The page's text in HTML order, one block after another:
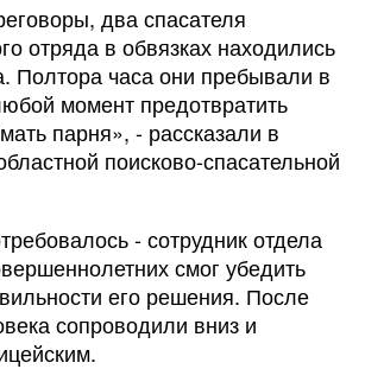
два спасателя
отряда в обвязках находились
Полтора часа они пребывали в
момент предотвратить
парня», - рассказали в
поисково-спасательной
- сотрудник отдела
смог убедить
его решения. После
сопроводили вниз и